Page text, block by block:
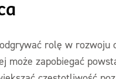
rolę w rozwoju
może zapobiegać